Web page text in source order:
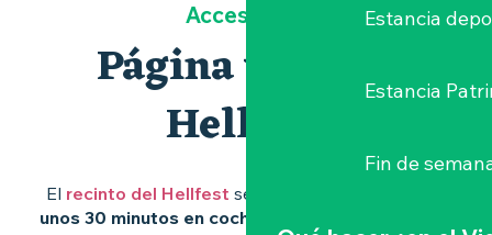
Estancia
Estancia
Fin de
OFICINA DE TURISMO DE CLISSON
Acceso a la
Página web del
Hellfest
El recinto del Hellfest se encuentra en Clisson,
unos 30 minutos en coche de Nantes